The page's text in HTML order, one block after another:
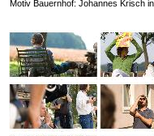
Motiv Bauernhof: Johannes Krisch